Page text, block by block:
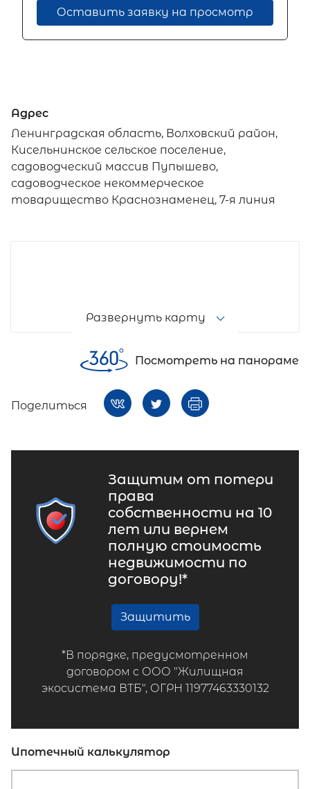
Оставить заявку на просмотр
Адрес
Ленинградская область, Волховский район,
Кисельнинское сельское поселение,
садоводческий массив Пупышево,
садоводческое некоммерческое
товарищество Краснознаменец, 7-я линия
Развернуть карту
Посмотреть на панораме
Поделиться
Защитим от потери
права
собственности на 10
лет или вернем
полную стоимость
недвижимости по
договору!*
Защитить
*В порядке, предусмотренном
договором с ООО "Жилищная
экосистема ВТБ", ОГРН 11977463330132
Ипотечный калькулятор